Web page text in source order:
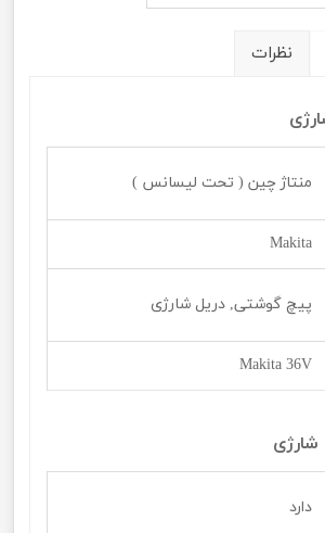
نظرات
منتاژ چین ( تحت لیسانس )
Makita
پیچ‌ گوشتی, دریل شارژی
Makita 36V
دارد